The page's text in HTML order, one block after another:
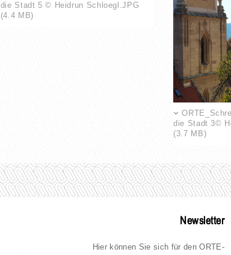
die Stadt 5 © Heidrun Schloegl.JPG
(4.4 MB)
die Stadt 3©
(3.7 MB)
Newsletter
Hier können Sie sich für den ORTE-